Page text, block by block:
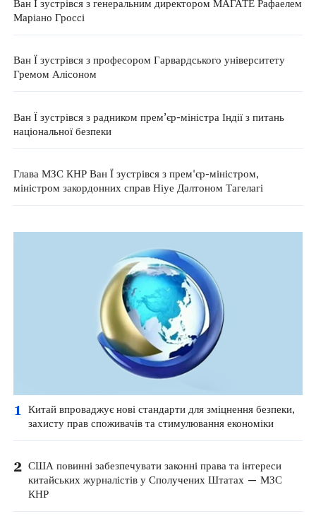
Ван Ї зустрівся з генеральним директором МАГАТЕ Рафаелем
Маріано Гроссі
Ван Ї зустрівся з професором Гарвардського університету
Гремом Алісоном
Ван Ї зустрівся з радником прем’єр-міністра Індії з питань
національної безпеки
Глава МЗС КНР Ван Ї зустрівся з прем'єр-міністром,
міністром закордонних справ Ніуе Далтоном Тагелагі
1
Китай впроваджує нові стандарти для зміцнення безпеки,
захисту прав споживачів та стимулювання економіки
2 США повинні забезпечувати законні права та інтереси
китайських журналістів у Сполучених Штатах — МЗС
КНР